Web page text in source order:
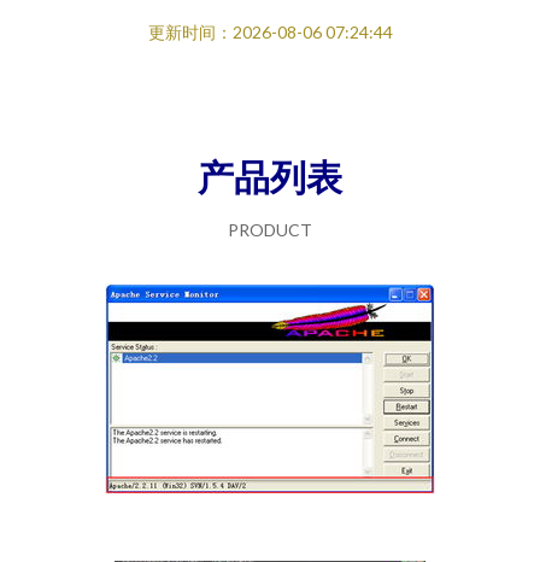
更新时间：2026-08-06 07:24:44
产品列表
PRODUCT